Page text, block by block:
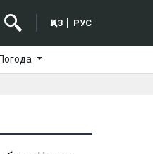
ҚАЗ РУС
Погода